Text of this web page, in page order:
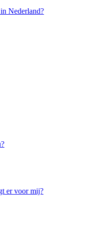
Nederland?
er voor mij?